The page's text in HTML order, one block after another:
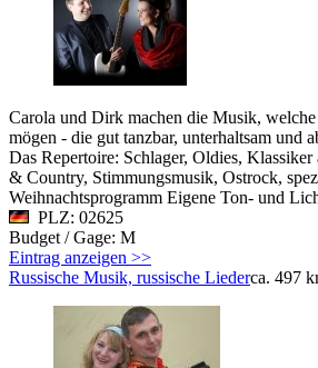
Carola und Dirk machen die Musik,
mögen - die gut tanzbar, unterhaltsam und
Das Repertoire: Schlager, Oldies, Klassiker
& Country, Stimmungsmusik, Ostrock,
Weihnachtsprogramm Eigene Ton- und
PLZ: 02625
Budget / Gage: M
Eintrag anzeigen >>
ca. 497
Russische Musik, russische Lieder